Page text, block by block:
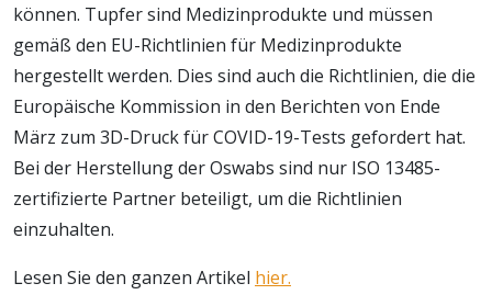
können. Tupfer sind Medizinprodukte und müssen
gemäß den EU-Richtlinien für Medizinprodukte
hergestellt werden. Dies sind auch die Richtlinien, die die
Europäische Kommission in den Berichten von Ende
März zum 3D-Druck für COVID-19-Tests gefordert hat.
Bei der Herstellung der Oswabs sind nur ISO 13485-
zertifizierte Partner beteiligt, um die Richtlinien
einzuhalten.
Lesen Sie den ganzen Artikel hier.